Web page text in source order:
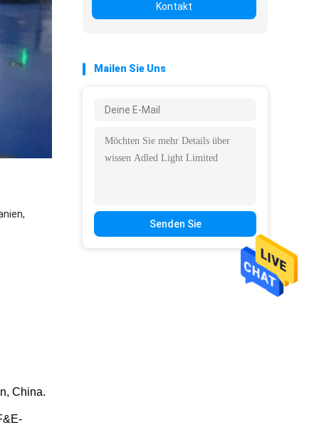
China.
Kontakt
Mailen Sie Uns
Senden Sie